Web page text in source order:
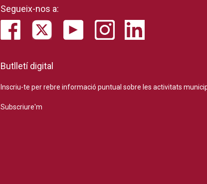
Segueix-nos a:
Butlletí digital
Inscriu-te per rebre informació puntual sobre les activitats
Subscriure'm